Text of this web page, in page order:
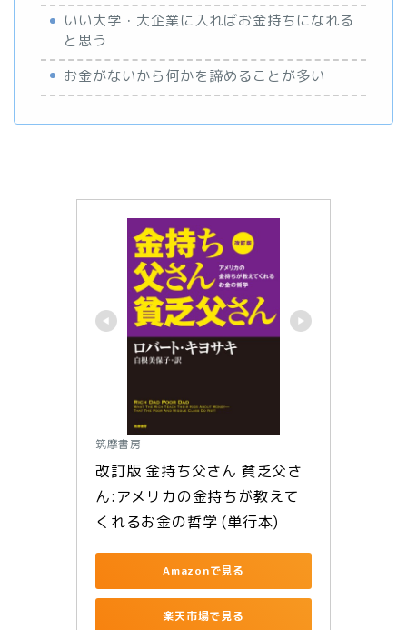
いい大学・大企業に入ればお金持ちになれる
と思う
お金がないから何かを諦めることが多い
筑摩書房
改訂版 金持ち父さん 貧乏父さ
ん:アメリカの金持ちが教えて
くれるお金の哲学 (単行本)
Amazonで見る
楽天市場で見る